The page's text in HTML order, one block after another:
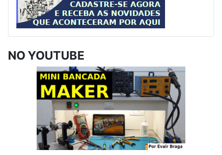
NO YOUTUBE